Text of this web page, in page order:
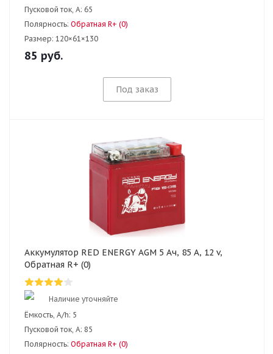
Пусковой ток, А: 65
Полярность: Обратная R+ (0)
Размер: 120×61×130
85 руб.
Под заказ
Аккумулятор RED ENERGY AGM 5 Ач, 85 А, 12 v,
Обратная R+ (0)
Наличие уточняйте
Ёмкость, A/h: 5
Пусковой ток, А: 85
Полярность: Обратная R+ (0)